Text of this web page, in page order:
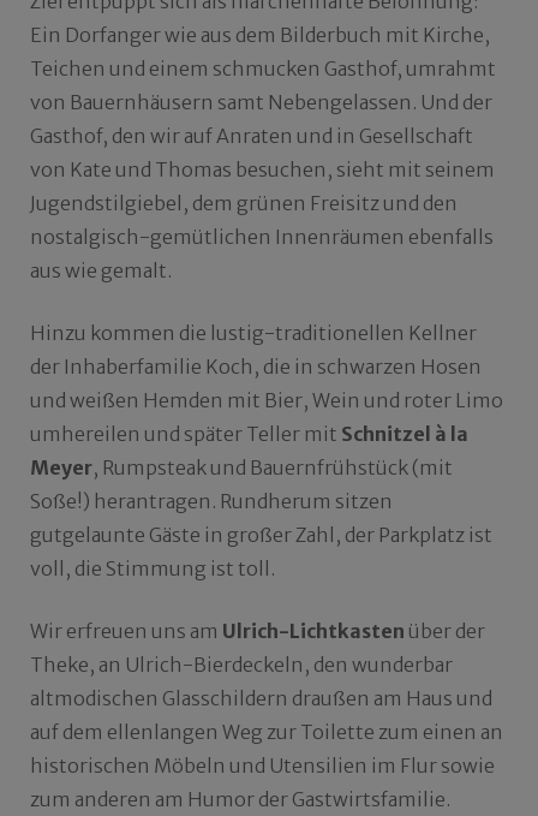
Ein Dorfanger wie aus dem Bilderbuch mit Kirche,
Teichen und einem schmucken Gasthof, umrahmt
von Bauernhäusern samt Nebengelassen. Und der
Gasthof, den wir auf Anraten und in Gesellschaft
von Kate und Thomas besuchen, sieht mit seinem
Jugendstilgiebel, dem grünen Freisitz und den
nostalgisch-gemütlichen Innenräumen ebenfalls
aus wie gemalt.
Hinzu kommen die lustig-traditionellen Kellner
der Inhaberfamilie Koch, die in schwarzen Hosen
und weißen Hemden mit Bier, Wein und roter Limo
umhereilen und später Teller mit Schnitzel à la
Meyer, Rumpsteak und Bauernfrühstück (mit
Soße!) herantragen. Rundherum sitzen
gutgelaunte Gäste in großer Zahl, der Parkplatz ist
voll, die Stimmung ist toll.
Wir erfreuen uns am Ulrich-Lichtkasten über der
Theke, an Ulrich-Bierdeckeln, den wunderbar
altmodischen Glasschildern draußen am Haus und
auf dem ellenlangen Weg zur Toilette zum einen an
historischen Möbeln und Utensilien im Flur sowie
zum anderen am Humor der Gastwirtsfamilie.